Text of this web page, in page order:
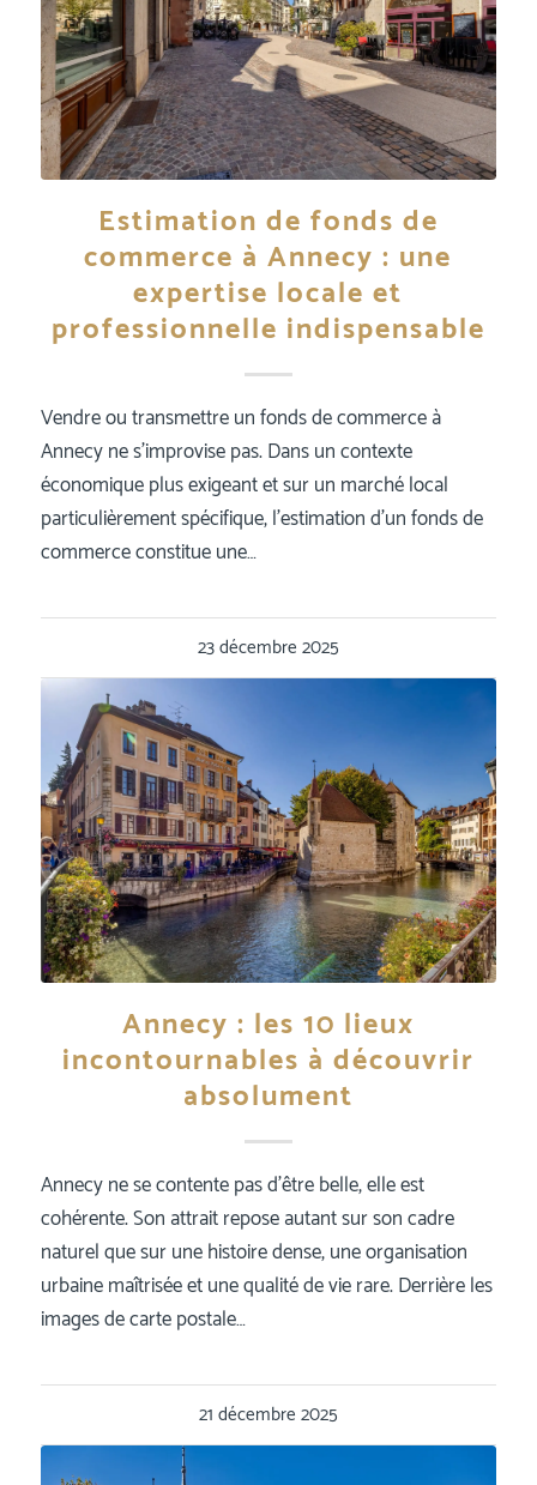
Estimation de fonds de
commerce à Annecy : une
expertise locale et
professionnelle indispensable
Vendre ou transmettre un fonds de commerce à
Annecy ne s’improvise pas. Dans un contexte
économique plus exigeant et sur un marché local
particulièrement spécifique, l’estimation d’un fonds de
commerce constitue une…
23 décembre 2025
Annecy : les 10 lieux
incontournables à découvrir
absolument
Annecy ne se contente pas d’être belle, elle est
cohérente. Son attrait repose autant sur son cadre
naturel que sur une histoire dense, une organisation
urbaine maîtrisée et une qualité de vie rare. Derrière les
images de carte postale…
21 décembre 2025